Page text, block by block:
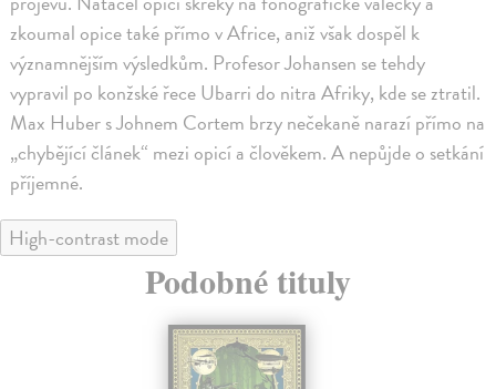
zkoumal opice také přímo v Africe, aniž však dospěl k
významnějším výsledkům. Profesor Johansen se tehdy
vypravil po konžské řece Ubarri do nitra Afriky, kde se ztratil.
Max Huber s Johnem Cortem brzy nečekaně narazí přímo na
„chybějící článek“ mezi opicí a člověkem. A nepůjde o setkání
příjemné.
High-contrast mode
Podobné tituly